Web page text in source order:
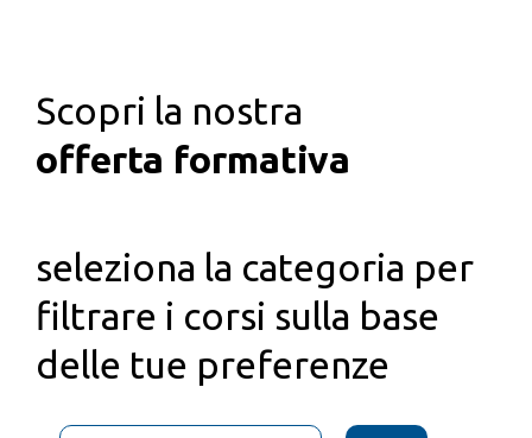
Scopri la nostra
offerta formativa
seleziona la categoria per
filtrare i corsi sulla base
delle tue preferenze